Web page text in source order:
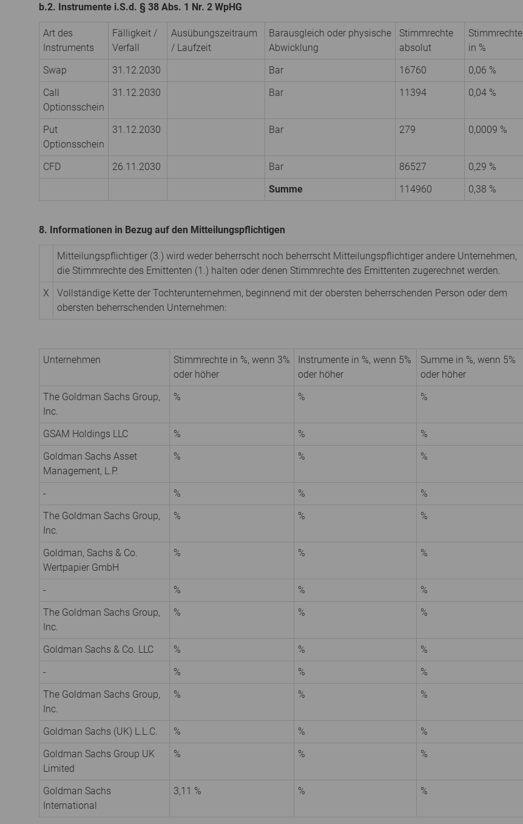
b.2. Instrumente i.S.d. § 38 Abs. 1 Nr. 2 WpHG
Art des
Instruments
Fälligkeit /
Verfall
Ausübungs­zeitraum
/ Laufzeit
Barausgleich oder physische
Abwicklung
Stimmrechte
absolut
Stimmrechte
in %
Swap
31.12.2030 Bar 16760
0,06 %
Call
Optionsschein
31.12.2030 Bar 11394 0,04 %
Put
Optionsschein
31.12.2030 Bar 279 0,0009 %
CFD 26.11.2030 Bar 86527
0,29 %
Summe
114960 0,38 %
8. Informationen in Bezug auf den Mitteilungspflichtigen
Mitteilungspflichtiger (3.) wird weder beherrscht noch beherrscht Mitteilungspflichtiger andere Unternehmen,
die Stimmrechte des Emittenten (1.) halten oder denen Stimmrechte des Emittenten zugerechnet werden.
X
Vollständige Kette der Tochterunternehmen, beginnend mit der obersten beherrschenden Person oder dem
obersten beherrschenden Unternehmen:
Unternehmen
Stimmrechte in %, wenn 3%
oder höher
Instrumente in %, wenn 5%
oder höher
Summe in %, wenn 5%
oder höher
The Goldman Sachs Group,
Inc.
% % %
GSAM Holdings LLC % %
%
Goldman Sachs Asset
Management, L.P.
% % %
- % %
%
The Goldman Sachs Group,
Inc.
% % %
Goldman, Sachs & Co.
Wertpapier GmbH
% % %
- % %
%
The Goldman Sachs Group,
Inc.
% % %
Goldman Sachs & Co. LLC % %
%
-
% %
%
The Goldman Sachs Group,
Inc.
% % %
Goldman Sachs (UK) L.L.C. % %
%
Goldman Sachs Group UK
Limited
% % %
Goldman Sachs
International
3,11 % % %